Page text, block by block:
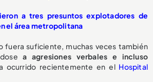
a tres presuntos explotadores de
el área metropolitana
fuera suficiente, muchas veces también
a agresiones verbales e incluso
ocurrido recientemente en el Hospital